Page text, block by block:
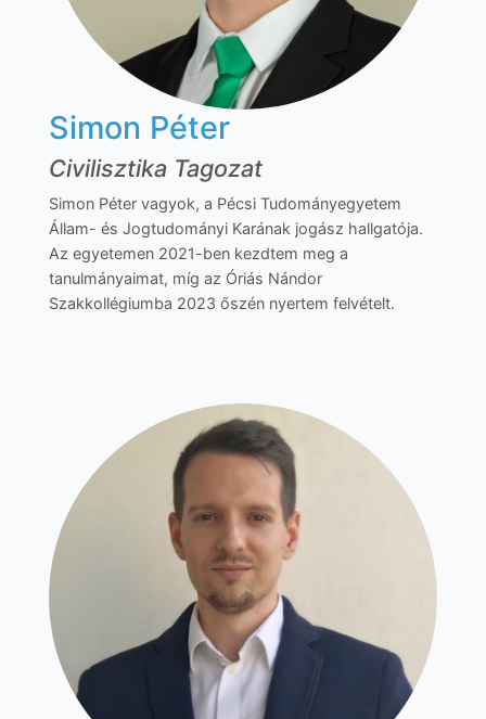
Simon Péter
Civilisztika Tagozat
Simon Péter vagyok, a Pécsi Tudományegyetem
Állam- és Jogtudományi Karának jogász hallgatója.
Az egyetemen 2021-ben kezdtem meg a
tanulmányaimat, míg az Óriás Nándor
Szakkollégiumba 2023 őszén nyertem felvételt.